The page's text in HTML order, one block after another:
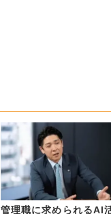
管理職に求められるAI